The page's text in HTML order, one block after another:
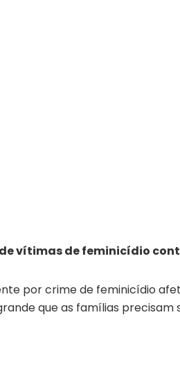
de vítimas de feminicídio
por crime de feminicídio
que as famílias